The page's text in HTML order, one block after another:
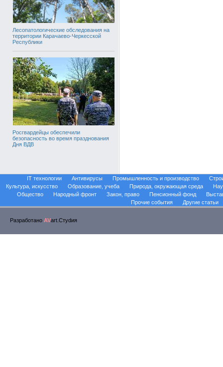
Лесопатологические обследования на
территории Карачаево-Черкесской
Республики
Росгвардейцы обеспечили
безопасность во время празднования
Дня ВДВ
IT технологии Антивирусы Промышленность и производство
Культура, искусство
Образование, учеба Природа, окружающая среда
Общество
Народный фронт Закон, право Пенсионный фонд
Прочие события
Другие статьи
Разработано AVart.Стуdия